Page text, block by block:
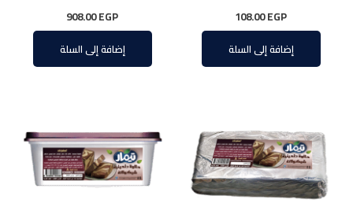
108.00EGP
إضافة إلى السلة
908.00EGP
إضافة إلى السلة